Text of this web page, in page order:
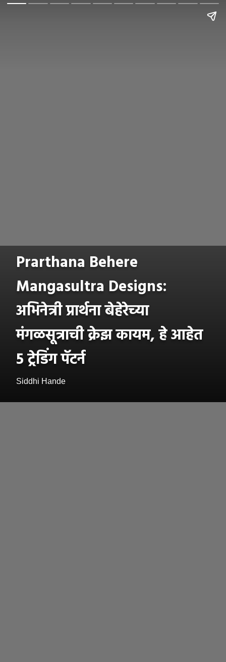
Prarthana Behere
Mangasultra Designs:
अभिनेत्री प्रार्थना बेहेरेच्या
मंगळसूत्राची क्रेझ कायम, हे आहेत
5 ट्रेडिंग पॅटर्न
Siddhi Hande